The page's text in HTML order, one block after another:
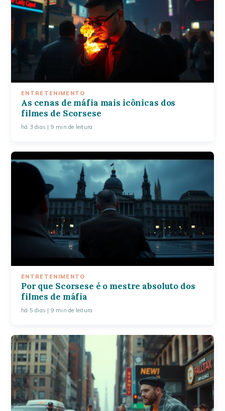
ENTRETENIMENTO
As cenas de máfia mais icônicas dos
filmes de Scorsese
há 3 dias | 9 min de leitura
ENTRETENIMENTO
Por que Scorsese é o mestre absoluto dos
filmes de máfia
há 5 dias | 9 min de leitura